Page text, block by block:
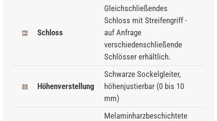
Schloss
Gleichschließendes
Schloss mit Streifengriff -
auf Anfrage
verschiedenschließende
Schlösser erhältlich.
Höhenverstellung
Schwarze Sockelgleiter,
höhenjustierbar (0 bis 10
mm)
Melaminharzbeschichtete